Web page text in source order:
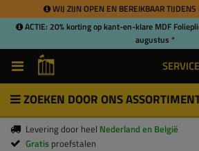
WIJ ZIJN OPEN EN BEREIKBAAR
ACTIE: 20% korting op kant-en-klare MDF
augustus *
SERVICE
ZOEKEN DOOR ONS
Levering door heel Nederland en België
Gratis proefstalen